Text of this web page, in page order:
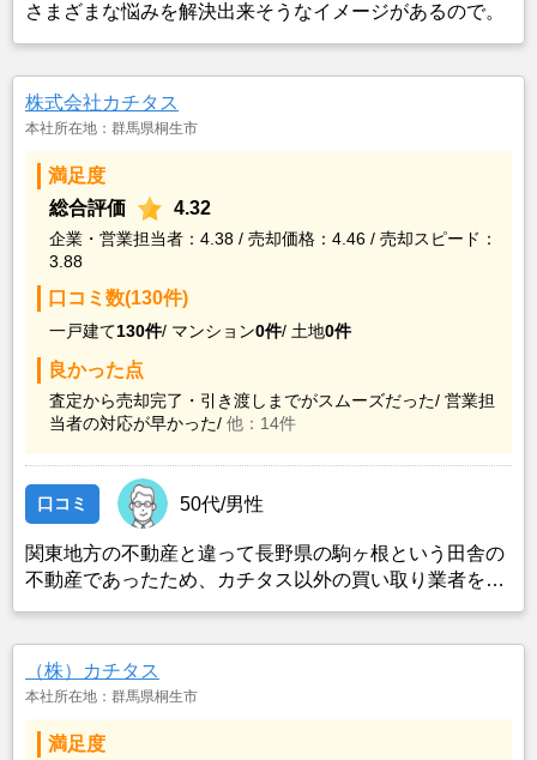
さまざまな悩みを解決出来そうなイメージがあるので。
株式会社カチタス
本社所在地：群馬県桐生市
満足度
総合評価
4.32
企業・営業担当者：4.38 / 売却価格：4.46 / 売却スピード：
3.88
口コミ数(130件)
一戸建て130件/ マンション0件/ 土地0件
良かった点
査定から売却完了・引き渡しまでがスムーズだった/ 営業担
当者の対応が早かった/ 他：14件
口コミ 50代/男性
関東地方の不動産と違って長野県の駒ヶ根という田舎の
不動産であったため、カチタス以外の買い取り業者をみ
も空き家の状態で不動産を残しておけないと考えて売却
を決めた。
（株）カチタス
本社所在地：群馬県桐生市
満足度